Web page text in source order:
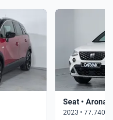
Seat • Arona
2023 • 77.740